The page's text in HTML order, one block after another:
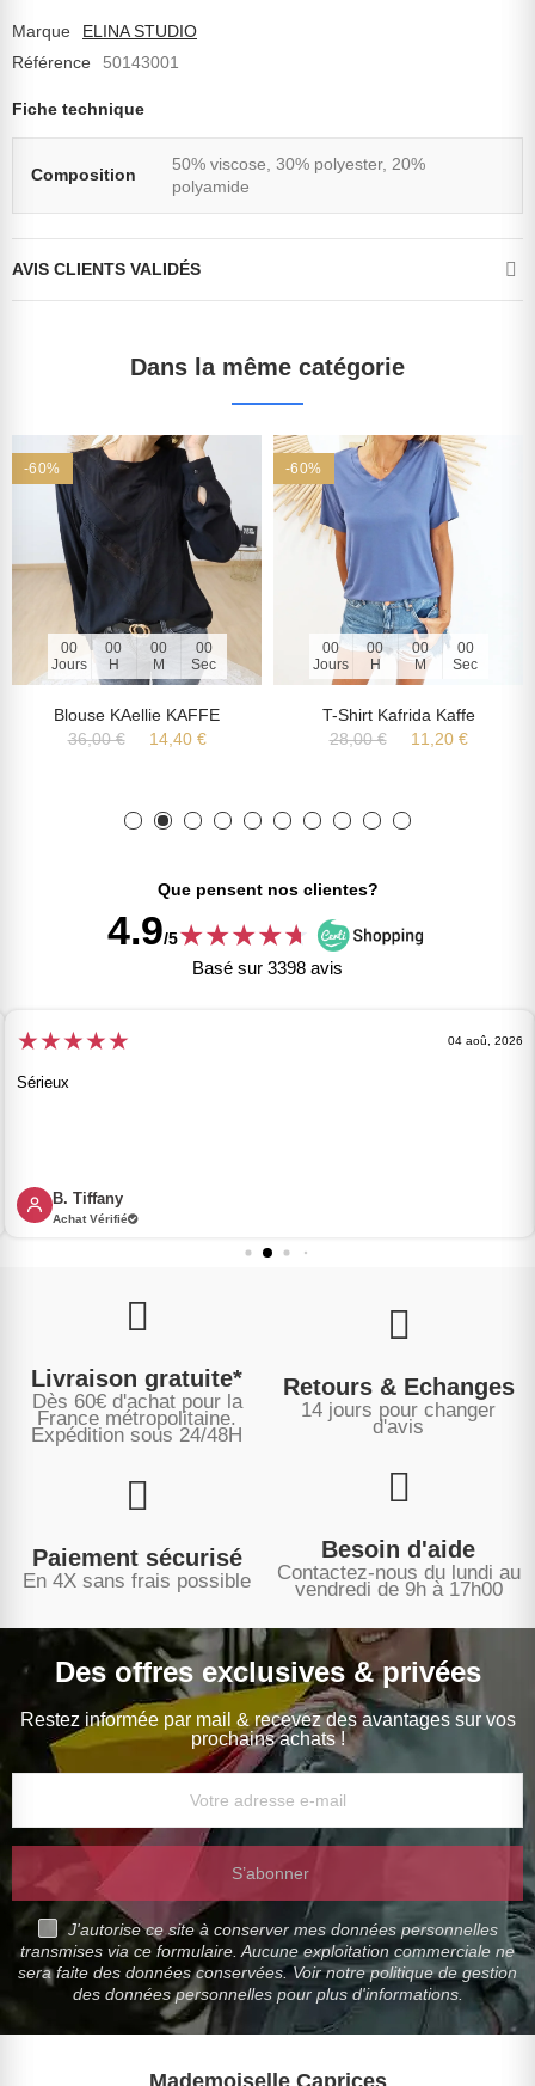
Marque
ELINA STUDIO
Référence
50143001
Fiche technique
Composition
50% viscose, 30% polyester, 20%
polyamide
AVIS CLIENTS VALIDÉS
Dans la même catégorie
-60%
00
Jours
00
H
00
M
00
Sec
Blouse KAellie KAFFE
36,00 €
14,40 €
-60%
00
Jours
00
H
00
M
00
Sec
T-Shirt Kafrida Kaffe
28,00 €
11,20 €
Que pensent nos clientes?
4.9/5★★★★★
★
Basé sur 3398 avis
★★★★★ 04 aoû, 2026
Sérieux
B. Tiffany
Achat Vérifié
Livraison gratuite*
Dès 60€ d'achat pour la
France métropolitaine.
Expédition sous 24/48H
Retours & Echanges
14 jours pour changer
d'avis
Paiement sécurisé
En 4X sans frais possible
Besoin d'aide
Contactez-nous du lundi au
vendredi de 9h à 17h00
Des offres exclusives & privées
Restez informée par mail & recevez des avantages sur vos
prochains achats !
S’abonner
J'autorise ce site à conserver mes données personnelles
transmises via ce formulaire. Aucune exploitation commerciale ne
sera faite des données conservées. Voir notre politique de gestion
des données personnelles pour plus d'informations.
Mademoiselle Caprices